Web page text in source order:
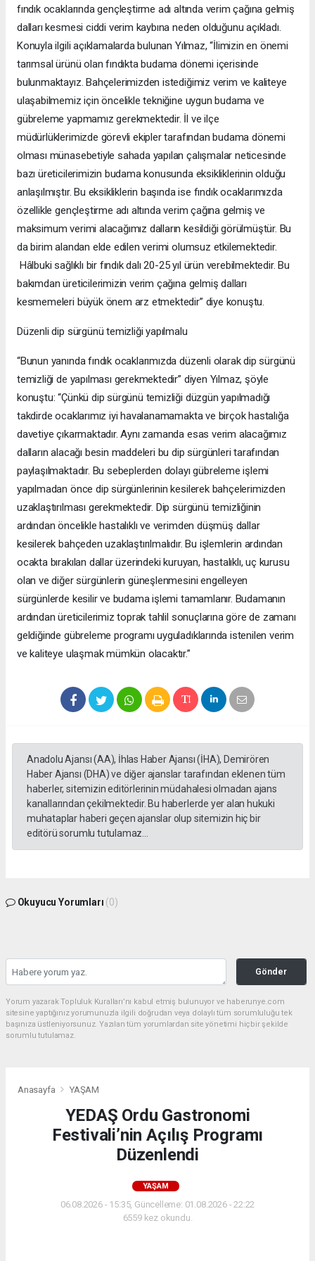
fındık ocaklarında gençleştirme adı altında verim çağına gelmiş
dalları kesmesi ciddi verim kaybına neden olduğunu açıkladı.
Konuyla ilgili açıklamalarda bulunan Yılmaz, “İlimizin en önemi
tarımsal ürünü olan fındıkta budama dönemi içerisinde
bulunmaktayız. Bahçelerimizden istediğimiz verim ve kaliteye
ulaşabilmemiz için öncelikle tekniğine uygun budama ve
gübreleme yapmamız gerekmektedir. İl ve ilçe
müdürlüklerimizde görevli ekipler tarafından budama dönemi
olması münasebetiyle sahada yapılan çalışmalar neticesinde
bazı üreticilerimizin budama konusunda eksikliklerinin olduğu
anlaşılmıştır. Bu eksikliklerin başında ise fındık ocaklarımızda
özellikle gençleştirme adı altında verim çağına gelmiş ve
maksimum verimi alacağımız dalların kesildiği görülmüştür. Bu
da birim alandan elde edilen verimi olumsuz etkilemektedir.
Hâlbuki sağlıklı bir fındık dalı 20-25 yıl ürün verebilmektedir. Bu
bakımdan üreticilerimizin verim çağına gelmiş dalları
kesmemeleri büyük önem arz etmektedir” diye konuştu.
Düzenli dip sürgünü temizliği yapılmalu
“Bunun yanında fındık ocaklarımızda düzenli olarak dip sürgünü
temizliği de yapılması gerekmektedir” diyen Yılmaz, şöyle
konuştu: “Çünkü dip sürgünü temizliği düzgün yapılmadığı
takdirde ocaklarımız iyi havalanamamakta ve birçok hastalığa
davetiye çıkarmaktadır. Aynı zamanda esas verim alacağımız
dalların alacağı besin maddeleri bu dip sürgünleri tarafından
paylaşılmaktadır. Bu sebeplerden dolayı gübreleme işlemi
yapılmadan önce dip sürgünlerinin kesilerek bahçelerimizden
uzaklaştırılması gerekmektedir. Dip sürgünü temizliğinin
ardından öncelikle hastalıklı ve verimden düşmüş dallar
kesilerek bahçeden uzaklaştırılmalıdır. Bu işlemlerin ardından
ocakta bırakılan dallar üzerindeki kuruyan, hastalıklı, uç kurusu
olan ve diğer sürgünlerin güneşlenmesini engelleyen
sürgünlerde kesilir ve budama işlemi tamamlanır. Budamanın
ardından üreticilerimiz toprak tahlil sonuçlarına göre de zamanı
geldiğinde gübreleme programı uyguladıklarında istenilen verim
ve kaliteye ulaşmak mümkün olacaktır.”
Anadolu Ajansı (AA), İhlas Haber Ajansı (İHA), Demirören
Haber Ajansı (DHA) ve diğer ajanslar tarafından eklenen tüm
haberler, sitemizin editörlerinin müdahalesi olmadan ajans
kanallarından çekilmektedir. Bu haberlerde yer alan hukuki
muhataplar haberi geçen ajanslar olup sitemizin hiç bir
editörü sorumlu tutulamaz...
Okuyucu Yorumları (0)
Gönder
Yorum yazarak Topluluk Kuralları’nı kabul etmiş bulunuyor ve haberunye.com
sitesine yaptığınız yorumunuzla ilgili doğrudan veya dolaylı tüm sorumluluğu tek
başınıza üstleniyorsunuz. Yazılan tüm yorumlardan site yönetimi hiçbir şekilde
sorumlu tutulamaz.
Anasayfa YAŞAM
YEDAŞ Ordu Gastronomi
Festivali’nin Açılış Programı
Düzenlendi
YAŞAM
06.08.2026 - 15:35, Güncelleme: 01.08.2026 - 22:22
6559 kez okundu.